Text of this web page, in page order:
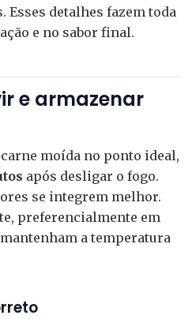
detalhes fazem toda
e no sabor final.
e armazenar
moída no ponto ideal,
após desligar o fogo.
se integrem melhor.
preferencialmente em
a temperatura